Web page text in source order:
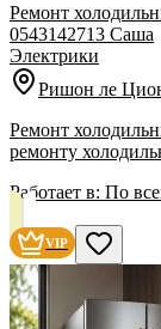
Ремонт
0543142713 Саша
Электрики
Ришон ле
Ремонт
ремонту
Работает в: По
VIP